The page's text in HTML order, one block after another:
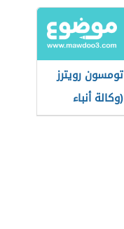
تومسون رويترز
(وكالة أنباء
عالمية)